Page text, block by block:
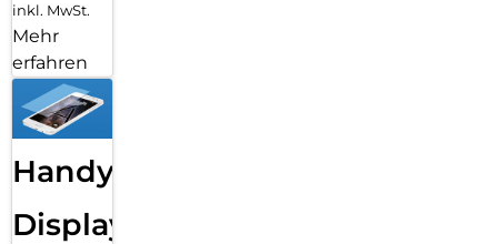
inkl. MwSt.
Mehr
erfahren
Handy
Displayfolie